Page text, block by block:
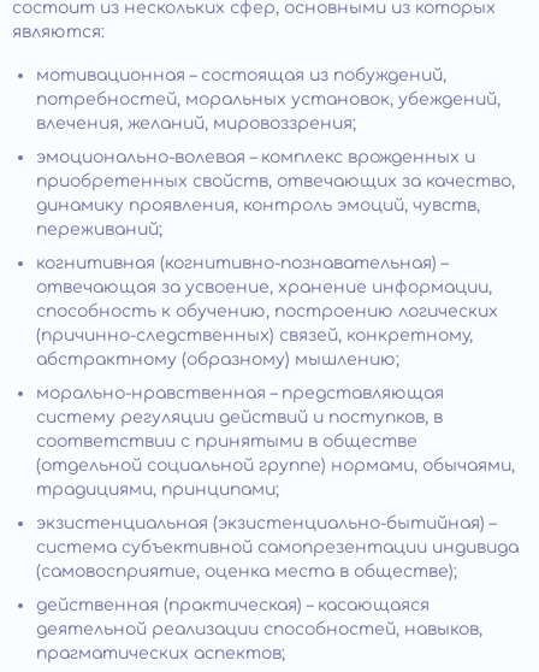
состоит из нескольких сфер, основными из которых
являются:
мотивационная – состоящая из побуждений,
потребностей, моральных установок, убеждений,
влечения, желаний, мировоззрения;
эмоционально-волевая – комплекс врожденных и
приобретенных свойств, отвечающих за качество,
динамику проявления, контроль эмоций, чувств,
переживаний;
когнитивная (когнитивно-познавательная) –
отвечающая за усвоение, хранение информации,
способность к обучению, построению логических
(причинно-следственных) связей, конкретному,
абстрактному (образному) мышлению;
морально-нравственная – представляющая
систему регуляции действий и поступков, в
соответствии с принятыми в обществе
(отдельной социальной группе) нормами, обычаями,
традициями, принципами;
экзистенциальная (экзистенциально-бытийная) –
система субъективной самопрезентации индивида
(самовосприятие, оценка места в обществе);
действенная (практическая) – касающаяся
деятельной реализации способностей, навыков,
прагматических аспектов;